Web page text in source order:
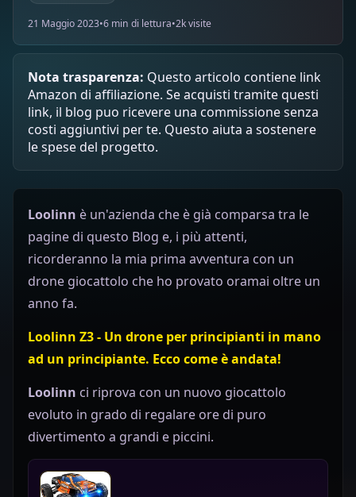
21 Maggio 2023•6 min di lettura•2k visite
Nota trasparenza: Questo articolo contiene link
Amazon di affiliazione. Se acquisti tramite questi
link, il blog puo ricevere una commissione senza
costi aggiuntivi per te. Questo aiuta a sostenere
le spese del progetto.
Loolinn è un'azienda che è già comparsa tra le
pagine di questo Blog e, i più attenti,
ricorderanno la mia prima avventura con un
drone giocattolo che ho provato oramai oltre un
anno fa.
Loolinn Z3 - Un drone per principianti in mano
ad un principiante. Ecco come è andata!
Loolinn ci riprova con un nuovo giocattolo
evoluto in grado di regalare ore di puro
divertimento a grandi e piccini.